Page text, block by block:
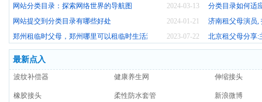
2024-03-13
网站分类目录：探索网络世界的导航图
分类目录如何适
2024-01-21
网站提交到分类目录有哪些好处
济南租父母演员,
2023-07-22
郑州租临时父母，郑州哪里可以租临时生活演员？ 北京租父母分享:
最新点入
波纹补偿器 健康养生网 伸缩接头
橡胶接头 柔性防水套管 新浪微博